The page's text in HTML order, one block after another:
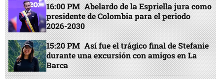
16:00 PM Abelardo de la Espriella jura como
presidente de Colombia para el periodo
2026-2030
15:20 PM Así fue el trágico final de Stefanie
durante una excursión con amigos en La
Barca